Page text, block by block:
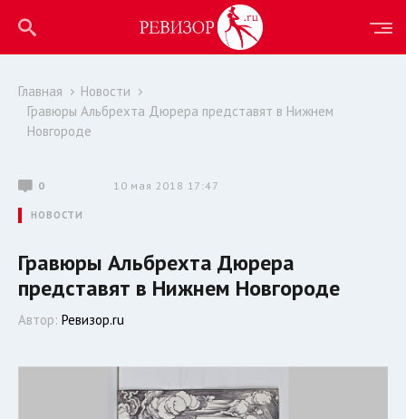
Главная
Новости
Гравюры Альбрехта Дюрера представят в Нижнем
Новгороде
0 10 мая 2018 17:47
НОВОСТИ
Гравюры Альбрехта Дюрера
представят в Нижнем Новгороде
Автор: Ревизор.ru